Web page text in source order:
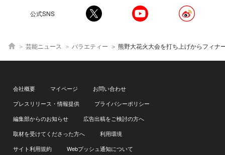
公式SNS
芸能ニュース バラエティー 熊野大花火大会を打ち上げからフィナーレ“鬼ヶ城大仕掛け”まで生中継、ゲストは照英
会社概要 マイページ
お問い合わせ
プレスリリース・情報提供
プライバシーポリシー
編集部からのお知らせ
広告出稿をご検討の方へ
取材を受けてくださった方へ
利用環境
サイト利用規約
Webプッシュ通知について